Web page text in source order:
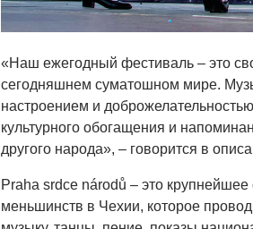
«Наш ежегодный фестиваль – это
сегодняшнем суматошном мире.
настроением и
культурного обогащения и
другого народа», – говорится в
Praha srdce národů – это
меньшинств в Чехии, которое